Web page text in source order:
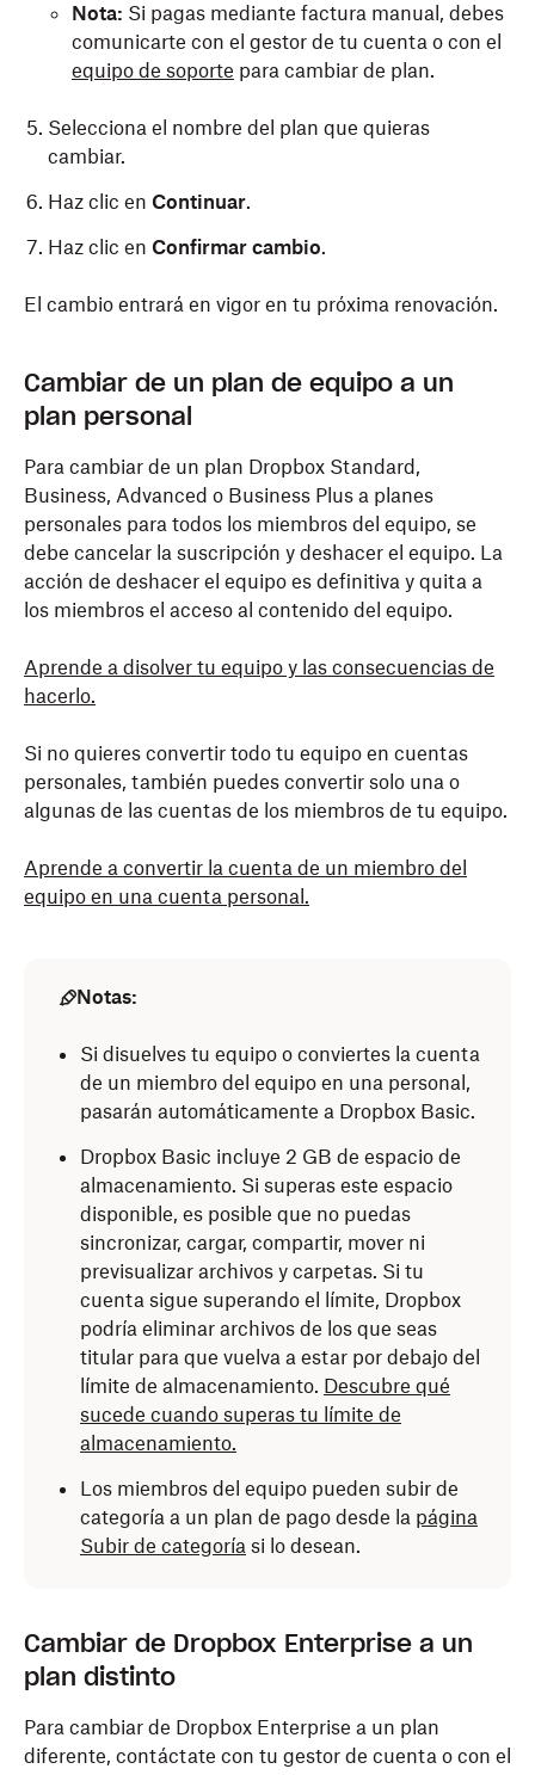
Nota: Si pagas mediante factura manual, debes
comunicarte con el gestor de tu cuenta o con el
equipo de soporte para cambiar de plan.
Selecciona el nombre del plan que quieras
cambiar.
Haz clic en Continuar.
Haz clic en Confirmar cambio.
El cambio entrará en vigor en tu próxima renovación.
Cambiar de un plan de equipo a un
plan personal
Para cambiar de un plan Dropbox Standard,
Business, Advanced o Business Plus a planes
personales para todos los miembros del equipo, se
debe cancelar la suscripción y deshacer el equipo. La
acción de deshacer el equipo es definitiva y quita a
los miembros el acceso al contenido del equipo.
Aprende a disolver tu equipo y las consecuencias de
hacerlo.
Si no quieres convertir todo tu equipo en cuentas
personales, también puedes convertir solo una o
algunas de las cuentas de los miembros de tu equipo.
Aprende a convertir la cuenta de un miembro del
equipo en una cuenta personal.
Notas:
Si disuelves tu equipo o conviertes la cuenta
de un miembro del equipo en una personal,
pasarán automáticamente a Dropbox Basic.
Dropbox Basic incluye 2 GB de espacio de
almacenamiento. Si superas este espacio
disponible, es posible que no puedas
sincronizar, cargar, compartir, mover ni
previsualizar archivos y carpetas. Si tu
cuenta sigue superando el límite, Dropbox
podría eliminar archivos de los que seas
titular para que vuelva a estar por debajo del
límite de almacenamiento. Descubre qué
sucede cuando superas tu límite de
almacenamiento.
Los miembros del equipo pueden subir de
categoría a un plan de pago desde la página
Subir de categoría si lo desean.
Cambiar de Dropbox Enterprise a un
plan distinto
Para cambiar de Dropbox Enterprise a un plan
diferente, contáctate con tu gestor de cuenta o con el